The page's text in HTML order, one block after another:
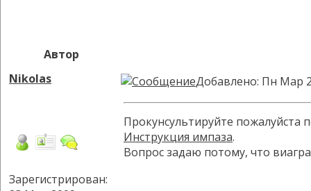
Автор
Nikolas
Зарегистрирован:
Добавлено: Пн Мар
Прокунсультируйте пожалуйста
Инструкция импаза.
Вопрос задаю потому, что